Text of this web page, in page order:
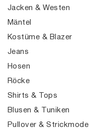
Jacken & Westen
Mäntel
Kostüme & Blazer
Jeans
Hosen
Röcke
Shirts & Tops
Blusen & Tuniken
Pullover & Strickmode